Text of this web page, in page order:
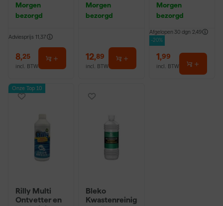
10 (2cm)
Morgen
bezorgd
Adviesprijs 11,37
8,25
incl. BTW
16
Morgen
bezorgd
12,89
incl. BTW
Morgen
bezorgd
Afgelopen 30 dgn 2,49
-20%
1,99
incl. BTW
Onze Top 10
Rilly Multi
Ontvetter en
Bleko
Kwastenreinig